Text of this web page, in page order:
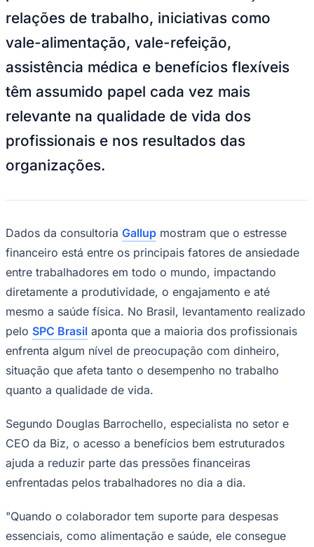
Sport
Divulgação/Biz—Foto:Divulgação
A Biz, empresa que oferece
multibenefícios flexíveis
e hiperpersonalizados, reforça a
importância dos benefícios corporativos
como aliados estratégicos na promoção da
saúde mental e financeira dos
trabalhadores. Em um cenário marcado
por desafios econômicos e mudanças nas
relações de trabalho, iniciativas como
vale-alimentação, vale-refeição,
assistência médica e benefícios flexíveis
têm assumido papel cada vez mais
relevante na qualidade de vida dos
profissionais e nos resultados das
organizações.
Dados da consultoriaGallupmostram que o estresse